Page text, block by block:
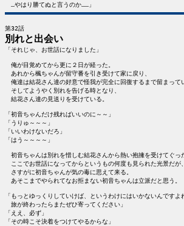
別れと出会い
「それじゃ、お世話になりました」
俺が目覚めてから更に２日が経った。
あれから楓ちゃんが留守番を引き受けて家に戻り、
俺達は結花さん達の好意で怪我が完全に回復するまで留まって
そしてようやく別れを告げる時となり、
結花さん達の見送りを受けている。
「初音ちゃんだけ残ればいいのに～～」
「うりゅ～～～」
「いいわけないだろ」
「はう～～～～」
初音ちゃんは別れを惜しむ結花さんから熱い抱擁を受けてぐっ
ここでお世話になってからというもの何度も見られた光景だが、
さすがに初音ちゃんが気の毒に思えて来る。
あそこまでやられてなお拒まない初音ちゃんは立派だと思う。
「もっとゆっくりしていけば、というわけにはいかないんですよ
旅が終わったらまたぜひ寄ってください」
「ええ、必ず」
「その時こそ決着をつけてやるからな」